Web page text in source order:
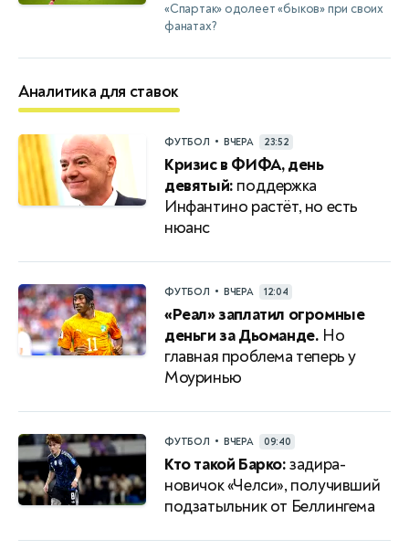
«Спартак» одолеет «быков» при своих
фанатах?
Аналитика для ставок
ФУТБОЛ • ВЧЕРА 23:52
Кризис в ФИФА, день
девятый: поддержка
Инфантино растёт, но есть
нюанс
ФУТБОЛ • ВЧЕРА 12:04
«Реал» заплатил огромные
деньги за Дьоманде. Но
главная проблема теперь у
Моуринью
ФУТБОЛ • ВЧЕРА 09:40
Кто такой Барко:задира-
новичок «Челси», получивший
подзатыльник от Беллингема